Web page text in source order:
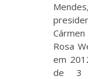
Rosa
em
de 3